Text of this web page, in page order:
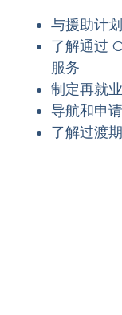
与援助计
了解通过
服务
制定再就
导航和申
了解过渡